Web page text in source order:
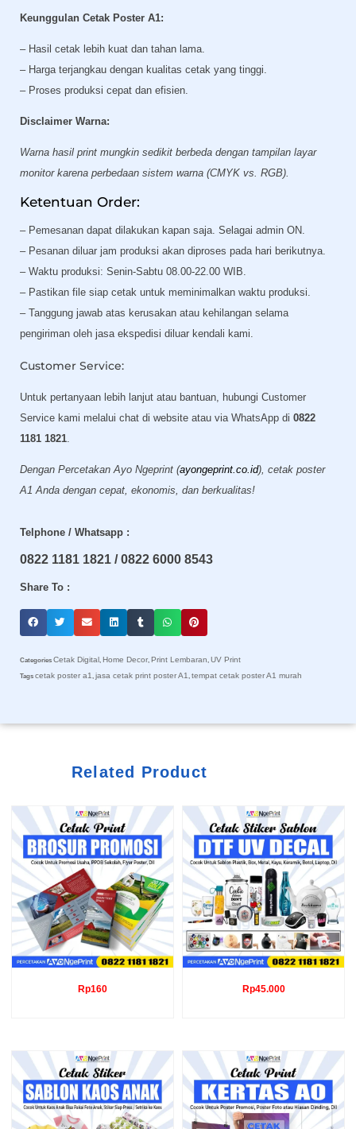
Keunggulan Cetak Poster A1:
– Hasil cetak lebih kuat dan tahan lama.
– Harga terjangkau dengan kualitas cetak yang tinggi.
– Proses produksi cepat dan efisien.
Disclaimer Warna:
Warna hasil print mungkin sedikit berbeda dengan tampilan layar
monitor karena perbedaan sistem warna (CMYK vs. RGB).
Ketentuan Order:
– Pemesanan dapat dilakukan kapan saja. Selagai admin ON.
– Pesanan diluar jam produksi akan diproses pada hari berikutnya.
– Waktu produksi: Senin-Sabtu 08.00-22.00 WIB.
– Pastikan file siap cetak untuk meminimalkan waktu produksi.
– Tanggung jawab atas kerusakan atau kehilangan selama
pengiriman oleh jasa ekspedisi diluar kendali kami.
Customer Service:
Untuk pertanyaan lebih lanjut atau bantuan, hubungi Customer
Service kami melalui chat di website atau via WhatsApp di 0822
1181 1821
Dengan Percetakan Ayo Ngeprint (ayongeprint.co.id), cetak poster
A1 Anda dengan cepat, ekonomis, dan berkualitas!
Telphone / Whatsapp :
0822 1181 1821 / 0822 6000 8543
Share To :
Categories Cetak Digital Home Decor Print Lembaran UV Print
Tags cetak poster a1 jasa cetak print poster A1 tempat cetak poster A1 murah
Related Product
Rp160 Rp45.000